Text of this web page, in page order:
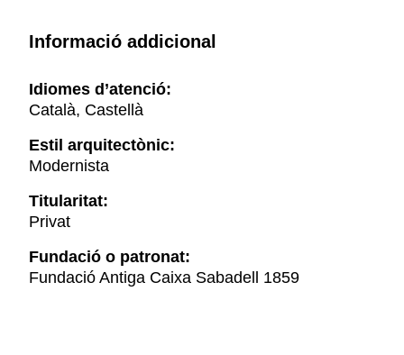
Informació addicional
Idiomes d’atenció:
Català, Castellà
Estil arquitectònic:
Modernista
Titularitat:
Privat
Fundació o patronat:
Fundació Antiga Caixa Sabadell 1859